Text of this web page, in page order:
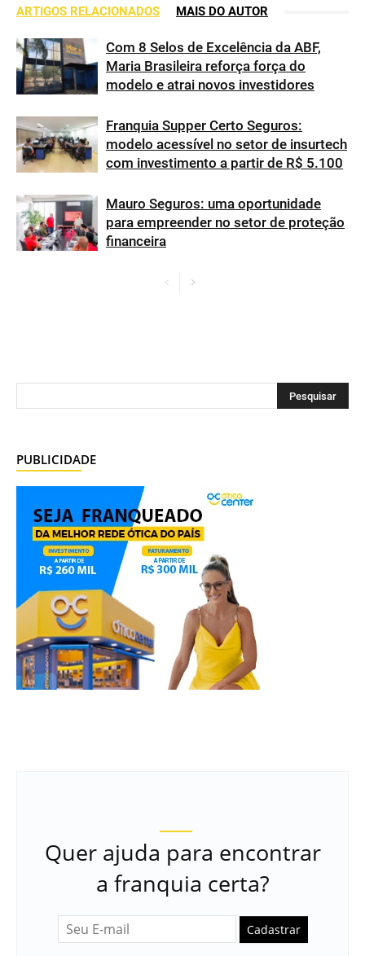
ARTIGOS RELACIONADOS MAIS DO AUTOR
Com 8 Selos de Excelência da ABF,
Maria Brasileira reforça força do
modelo e atrai novos investidores
Franquia Supper Certo Seguros:
modelo acessível no setor de insurtech
com investimento a partir de R$ 5.100
Mauro Seguros: uma oportunidade
para empreender no setor de proteção
financeira
PUBLICIDADE
Quer ajuda para encontrar
a franquia certa?
Cadastrar